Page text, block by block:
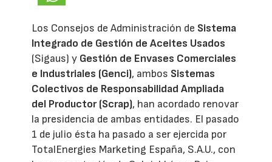
Los Consejos de Administración de Sistema
Integrado de Gestión de Aceites Usados
(Sigaus) y Gestión de Envases Comerciales
e Industriales (Genci), ambos Sistemas
Colectivos de Responsabilidad Ampliada
del Productor (Scrap), han acordado renovar
la presidencia de ambas entidades. El pasado
1 de julio ésta ha pasado a ser ejercida por
TotalEnergies Marketing España, S.A.U., con